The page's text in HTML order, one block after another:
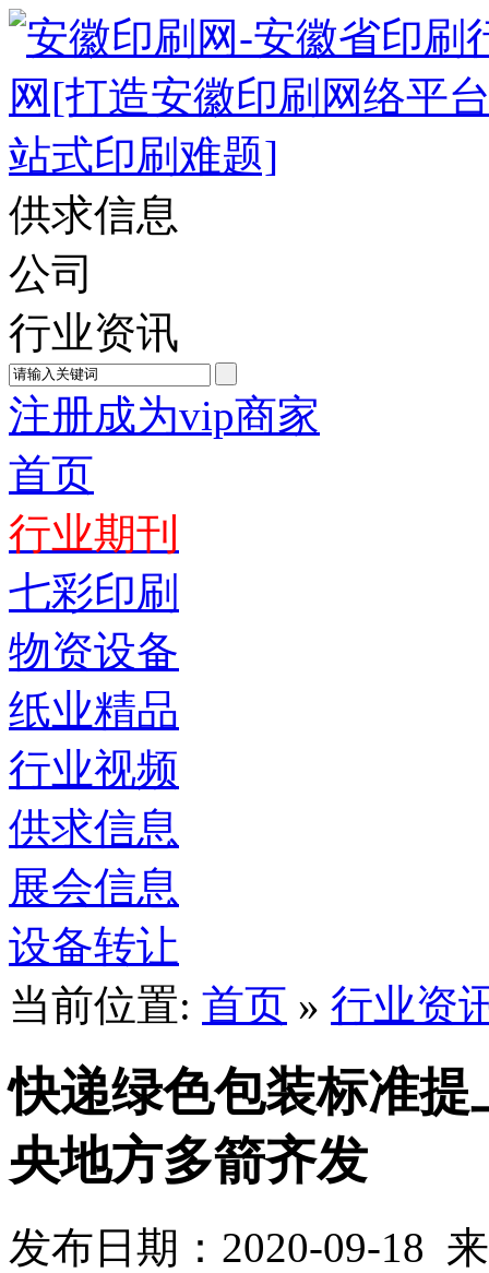
供求信息
公司
行业资讯
注册成为vip商家
首页
行业期刊
七彩印刷
物资设备
纸业精品
行业视频
供求信息
展会信息
设备转让
当前位置: 首页 » 行业资
快递绿色包装标准
央地方多箭齐发
发布日期：2020-09-18